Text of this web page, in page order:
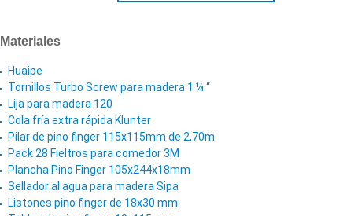
Materiales
Huaipe
Tornillos Turbo Screw para madera 1 ¼ “
Lija para madera 120
Cola fría extra rápida Klunter
Pilar de pino finger 115x115mm de 2,70m
Pack 28 Fieltros para comedor 3M
Plancha Pino Finger 105x244x18mm
Sellador al agua para madera Sipa
Listones pino finger de 18x30 mm